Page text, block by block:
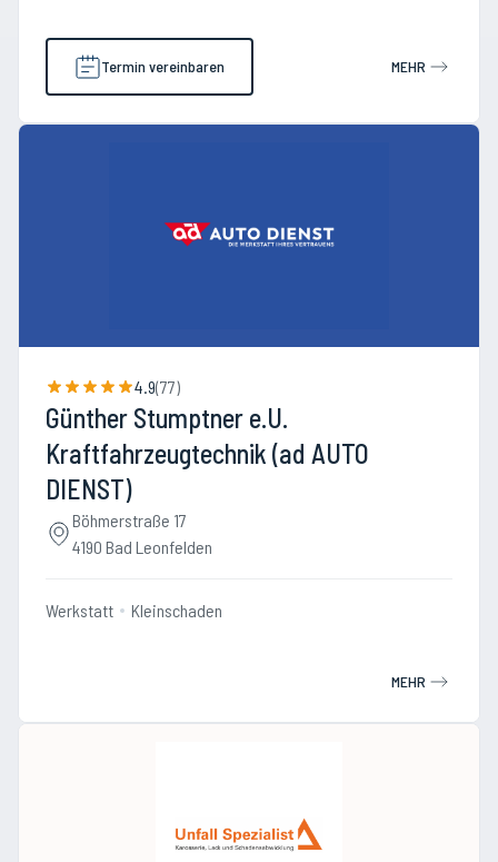
Termin vereinbaren MEHR
4.9(77)
Günther Stumptner e.U.
Kraftfahrzeugtechnik (ad AUTO
DIENST)
Böhmerstraße 17
4190 Bad Leonfelden
Werkstatt Kleinschaden
MEHR